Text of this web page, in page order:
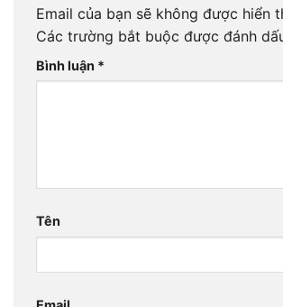
Email của bạn sẽ không được hiển
Các trường bắt buộc được đánh
Bình luận *
Tên